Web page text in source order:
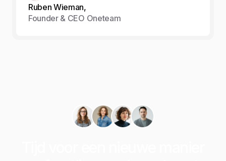
Ruben Wieman,
Founder & CEO Oneteam